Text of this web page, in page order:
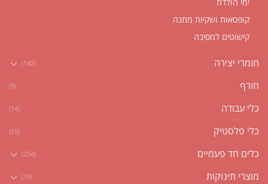
ימי הולדת
קופסאות ושקיות מתנה
קישוטים למסיבה
חומרי יצירה (142)
חורף (9)
כלי עבודה (14)
כלי פלסטיק (55)
כלים חד פעמיים (254)
מוצרי תינוקות (19)